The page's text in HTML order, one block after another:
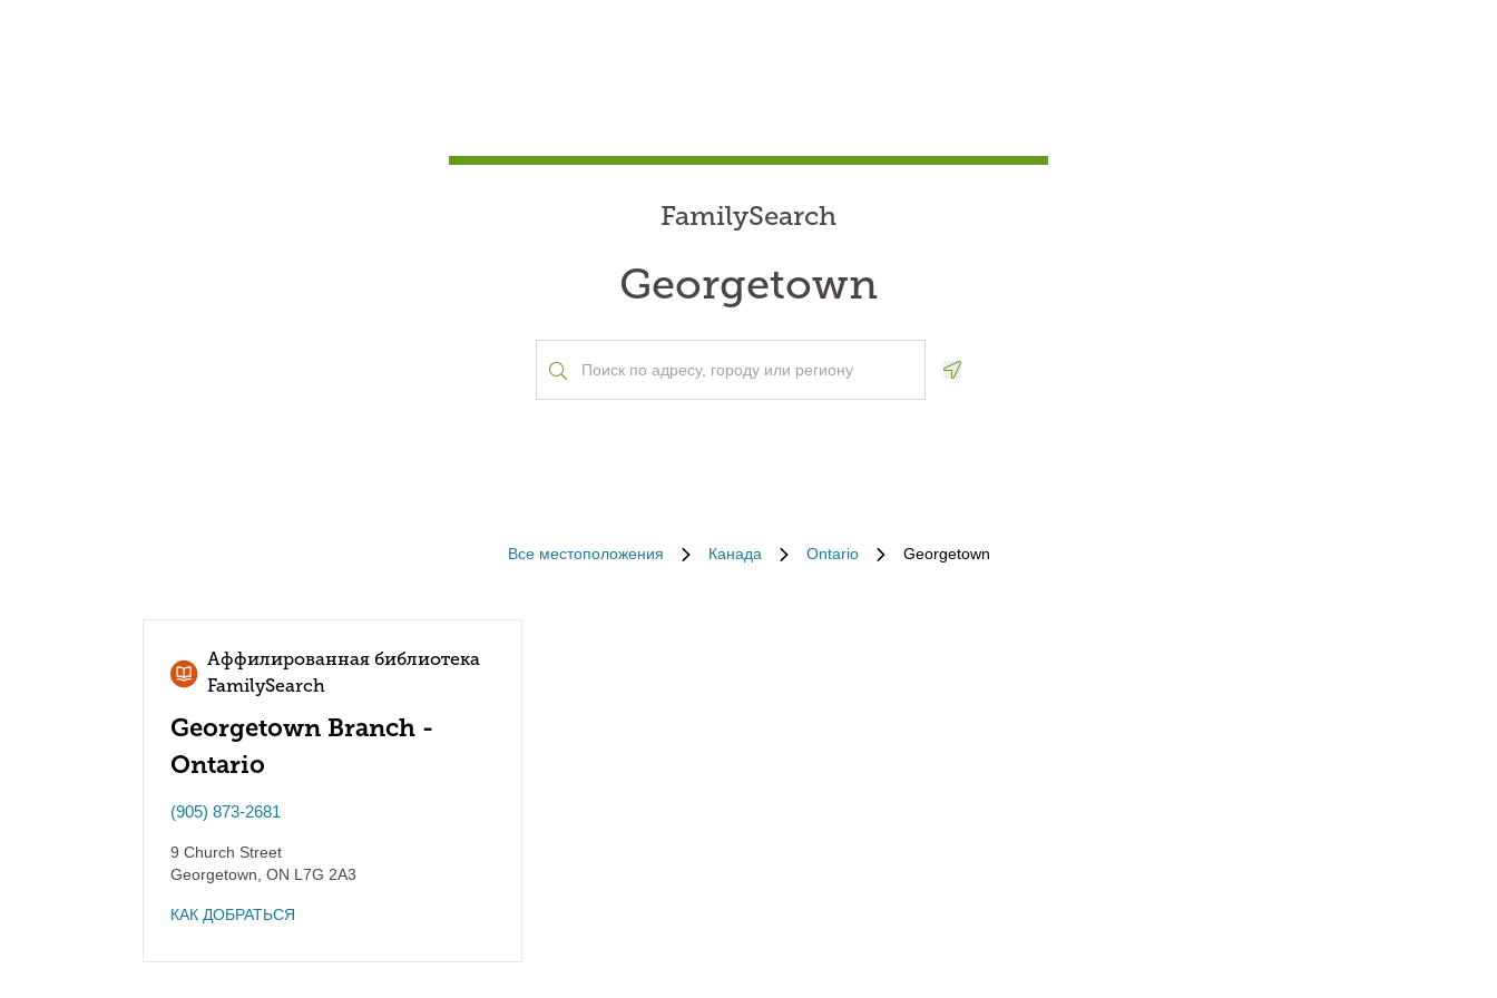
FamilySearch
Georgetown
Все местоположения Канада Ontario Georgetown
Аффилированная библиотека
FamilySearch
Georgetown Branch -
Ontario
(905) 873-2681
9 Church Street
Georgetown ON L7G 2A3
КАК ДОБРАТЬСЯ